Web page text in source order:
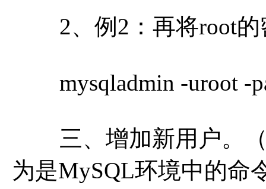
2、例2：再将root的
mysqladmin -uroot -
三、增加新用户。（
为是MySQL环境中的命